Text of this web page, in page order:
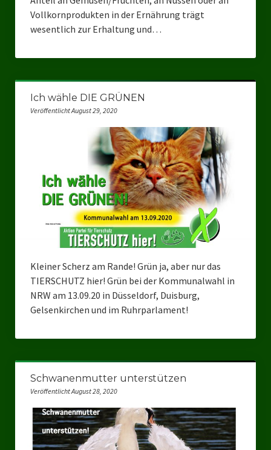
Vollkornprodukten in der Ernährung trägt
wesentlich zur Erhaltung und…
Ich wähle DIE GRÜNEN
Veröffentlicht August 29, 2020
Kleiner Scherz am Rande! Grün ja, aber nur das
TIERSCHUTZ hier! Grün bei der Kommunalwahl in
NRW am 13.09.20 in Düsseldorf, Duisburg,
Gelsenkirchen und im Ruhrparlament!
Schwanenmutter unterstützen
Veröffentlicht August 28, 2020